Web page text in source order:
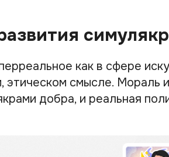
как в сфере
этическом смысле. Мораль
добра, и реальная